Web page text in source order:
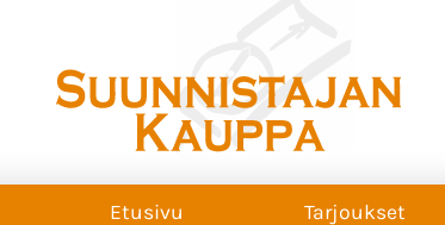
Etusivu Tarjoukset